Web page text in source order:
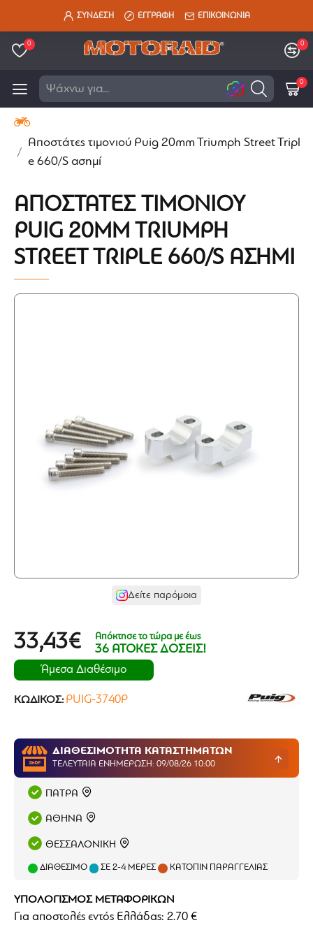
ΣΥΝΔΕΣΗ ΕΓΓΡΑΦΗ ΕΠΙΚΟΙΝΩΝΙΑ
0 0
Ανα
0
Αποστάτες τιμονιού Puig 20mm Triumph Street Tripl
e 660/S ασημί
ΑΠΟΣΤΆΤΕΣ ΤΙΜΟΝΙΟΎ
PUIG 20MM TRIUMPH
STREET TRIPLE 660/S ΑΣΗΜΊ
Δείτε παρόμοια
33,43€ Απόκτησε το τώρα με έως
36 ΑΤΟΚΕΣ ΔΟΣΕΙΣ!
Άμεσα Διαθέσιμο
ΚΩΔΙΚΌΣ: PUIG-3740P
ΔΙΑΘΕΣΙΜΟΤΗΤΑ ΚΑΤΑΣΤΗΜΑΤΩΝ
ΤΕΛΕΥΤΑΊΑ ΕΝΗΜΈΡΩΣΗ: 09/08/26 10:00
ΠΑΤΡΑ
ΑΘΗΝΑ
ΘΕΣΣΑΛΟΝΙΚΗ
ΔΙΑΘΈΣΙΜΟ ΣΕ 2-4 ΜΈΡΕΣ ΚΑΤΌΠΙΝ ΠΑΡΑΓΓΕΛΊΑΣ
ΥΠΟΛΟΓΙΣΜΟΣ ΜΕΤΑΦΟΡΙΚΩΝ
Για αποστολές εντός Ελλάδας: 2.70 €